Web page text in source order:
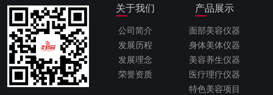
关于我们
公司简介
发展历程
发展理念
荣誉资质
产品展示
面部美容仪器
身体美体仪器
美容养生仪器
医疗理疗仪器
特色美容项目